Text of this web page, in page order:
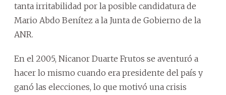
tanta irritabilidad por la posible candidatura de
Mario Abdo Benítez a la Junta de Gobierno de la
ANR.
En el 2005, Nicanor Duarte Frutos se aventuró a
hacer lo mismo cuando era presidente del país y
ganó las elecciones, lo que motivó una crisis